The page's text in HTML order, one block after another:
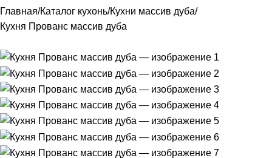
Главная Каталог кухонь Кухни массив дуба
Кухня Прованс массив дуба